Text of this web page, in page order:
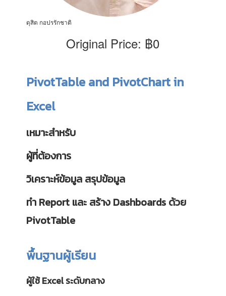
ดุสิต กอปรรักชาติ
Original Price: ฿0
PivotTable and PivotChart in
Excel
เหมาะสำหรับ
ผู้ที่ต้องการ
วิเคราะห์ข้อมูล สรุปข้อมูล
ทำ Report และ สร้าง Dashboards ด้วย
PivotTable
พื้นฐานผู้เรียน
ผู้ใช้ Excel ระดับกลาง